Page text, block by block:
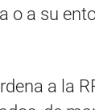
o a su
a la